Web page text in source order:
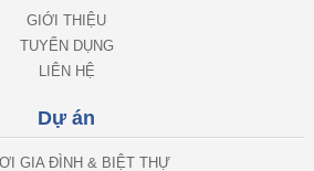
GIỚI THIỆU
TUYỂN DỤNG
LIÊN HỆ
Dự án
GIA ĐÌNH & BIỆT THỰ